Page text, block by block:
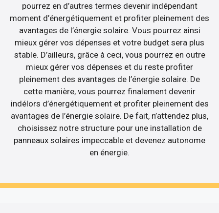
pourrez en d’autres termes devenir indépendant
moment d’énergétiquement et profiter pleinement des
avantages de l’énergie solaire. Vous pourrez ainsi
mieux gérer vos dépenses et votre budget sera plus
stable. D’ailleurs, grâce à ceci, vous pourrez en outre
mieux gérer vos dépenses et du reste profiter
pleinement des avantages de l’énergie solaire. De
cette manière, vous pourrez finalement devenir
indélors d’énergétiquement et profiter pleinement des
avantages de l’énergie solaire. De fait, n’attendez plus,
choisissez notre structure pour une installation de
panneaux solaires impeccable et devenez autonome
en énergie.